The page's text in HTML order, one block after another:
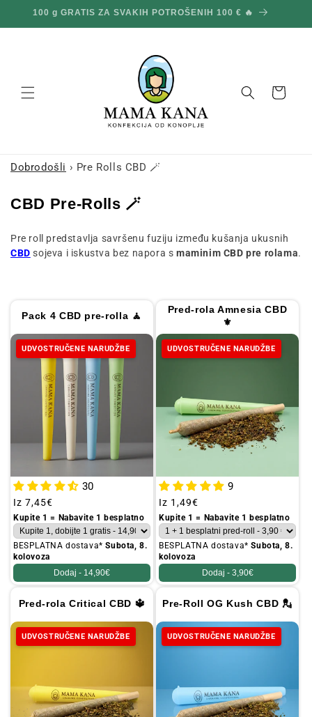
sadržaj
100 g GRATIS ZA SVAKIH POTROŠENIH 100 € 🔥
Košara
Dobrodošli › Pre Rolls CBD 🪄
Z
i
r
CBD Pre-Rolls 🪄
Pre roll predstavlja savršenu fuziju između kušanja ukusnih
CBD sojeva i iskustva bez napora smaminim CBD pre rolama.
Pack 4 CBD pre-rolla 🧘
UDVOSTRUČENE NARUDŽBE
30
Redovna
cijena
Iz 7,45€
Kupite 1 = Nabavite 1 besplatno
BESPLATNA dostava*Subota, 8.
kolovoza
Dodaj - 14,90€
Pred-rola Amnesia CBD
⚜
UDVOSTRUČENE NARUDŽBE
9
Redovna
cijena
Iz 1,49€
Kupite 1 = Nabavite 1 besplatno
BESPLATNA dostava*Subota, 8.
kolovoza
Dodaj - 3,90€
Pred-rola Critical CBD 🔱
UDVOSTRUČENE NARUDŽBE
Pre-Roll OG Kush CBD 💂
UDVOSTRUČENE NARUDŽBE